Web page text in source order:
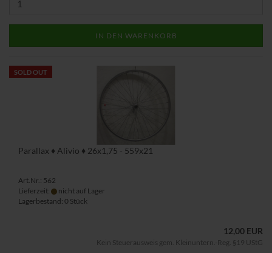
IN DEN WARENKORB
SOLD OUT
Parallax ♦ Alivio ♦ 26x1,75 - 559x21
Art.Nr.: 562
Lieferzeit:
nicht auf Lager
Lagerbestand: 0 Stück
12,00 EUR
Kein Steuerausweis gem. Kleinuntern.-Reg. §19 UStG